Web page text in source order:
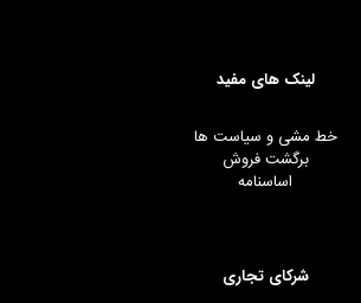
لینک های مفید
خط مشی و سیاست ها
برگشت فروش
اساسنامه
شرکای تجاری